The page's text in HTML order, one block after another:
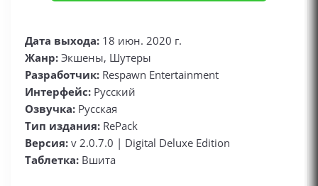
Дата выхода: 18 июн. 2020 г.
Жанр: Экшены, Шутеры
Разработчик: Respawn Entertainment
Интерфейс: Русский
Озвучка: Русская
Тип издания: RePack
Версия: v 2.0.7.0 | Digital Deluxe Edition
Таблетка: Вшита